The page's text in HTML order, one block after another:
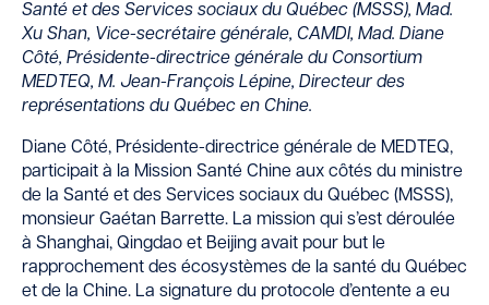
Santé et des Services sociaux du Québec (MSSS), Mad.
Xu Shan, Vice-secrétaire générale, CAMDI, Mad. Diane
Côté, Présidente-directrice générale du Consortium
MEDTEQ, M. Jean-François Lépine, Directeur des
représentations du Québec en Chine.
Diane Côté, Présidente-directrice générale de MEDTEQ,
participait à la Mission Santé Chine aux côtés du ministre
de la Santé et des Services sociaux du Québec (MSSS),
monsieur Gaétan Barrette. La mission qui s’est déroulée
à Shanghai, Qingdao et Beijing avait pour but le
rapprochement des écosystèmes de la santé du Québec
et de la Chine. La signature du protocole d’entente a eu